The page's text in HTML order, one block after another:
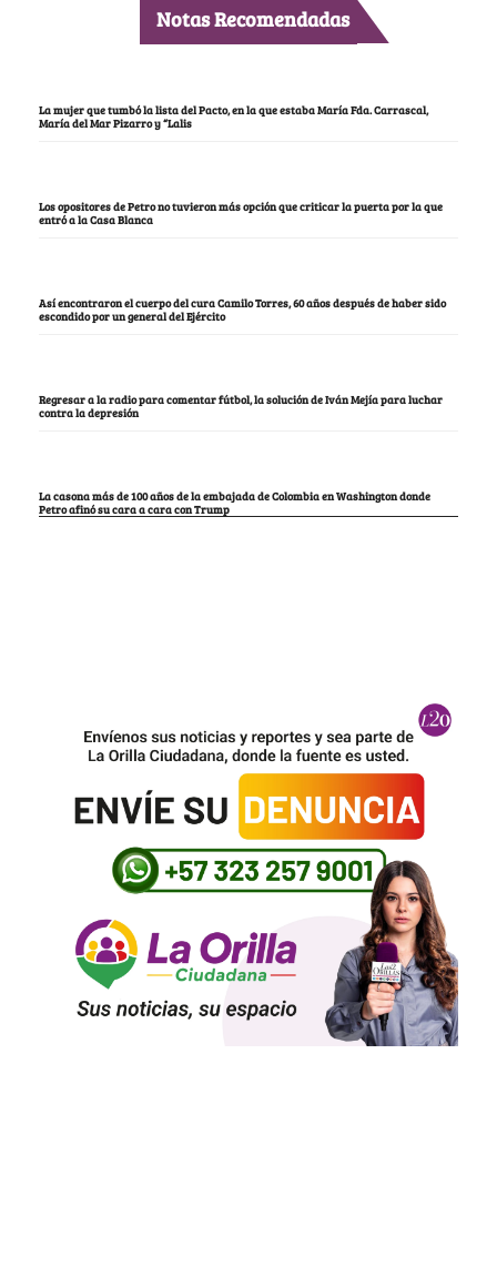
Notas Recomendadas
La mujer que tumbó la lista del Pacto, en la que estaba María Fda. Carrascal,
María del Mar Pizarro y “Lalis
Los opositores de Petro no tuvieron más opción que criticar la puerta por la que
entró a la Casa Blanca
Así encontraron el cuerpo del cura Camilo Torres, 60 años después de haber sido
escondido por un general del Ejército
Regresar a la radio para comentar fútbol, la solución de Iván Mejía para luchar
contra la depresión
La casona más de 100 años de la embajada de Colombia en Washington donde
Petro afinó su cara a cara con Trump